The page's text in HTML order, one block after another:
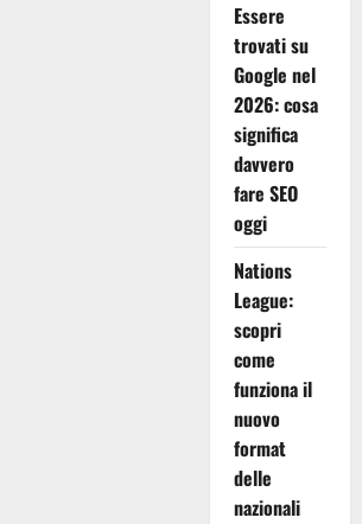
Essere
trovati su
Google nel
2026: cosa
significa
davvero
fare SEO
oggi
Nations
League:
scopri
come
funziona il
nuovo
format
delle
nazionali